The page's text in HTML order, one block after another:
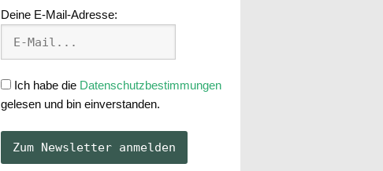
Deine E-Mail-Adresse:
Ich habe die Datenschutzbestimmungen
gelesen und bin einverstanden.